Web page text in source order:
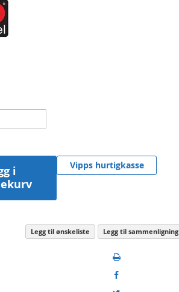
i
Vipps hurtigkasse
Legg til ønskeliste Legg til sammenligning